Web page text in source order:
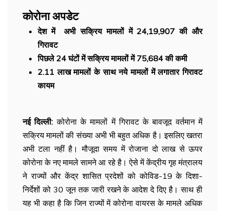
कोरोना अपडेट
देश में अभी सक्रिय मामलों में 24,19,907 की और
गिरावट
पिछले 24 घंटों में सक्रिय मामलों में 75,684 की कमी
2.11 लाख मामलों के साथ नये मामलों में लगातार गिरावट
कायम
नई दिल्ली: कोरोना के मामलों में गिरावट के बावजूद वर्तमान में
सक्रिय मामलों की संख्या अभी भी बहुत अधिक है। इसलिए खतरा
अभी टला नहीं है। मौजूदा समय में रोजाना दो लाख से ऊपर
कोरोना के नए मामले सामने आ रहे है। ऐसे में केंद्रीय गृह मंत्रालय
ने राज्यों और केंद्र शासित प्रदेशों को कोविड-19 के दिशा-
निर्देशों को 30 जून तक जारी रखने के आदेश दे दिए है। साथ ही
यह भी कहा है कि जिन राज्यों में कोरोना वायरस के मामले अधिक